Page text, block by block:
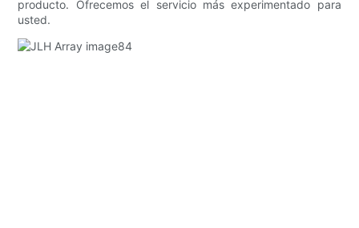
producto. Ofrecemos el servicio más experimentado para
usted.